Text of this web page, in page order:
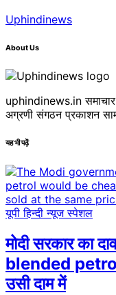
Uphindinews
About Us
uphindinews.in समाचार
अग्रणी संगठन प्रकाशन
यह भी पढ़ें
यूपी हिन्दी न्यूज स्पेशल
मोदी सरकार का
blended petrol
उसी दाम में